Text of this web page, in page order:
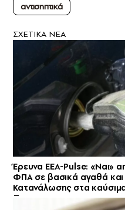
αντισηπτικά
ΣXETIKA NEA
Έρευνα ΕΕΑ-Pulse: «Ναι»
ΦΠΑ σε βασικά αγαθά
Κατανάλωσης στα